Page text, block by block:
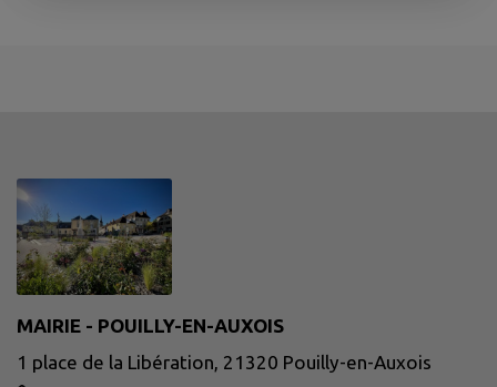
MAIRIE - POUILLY-EN-AUXOIS
1 place de la Libération, 21320 Pouilly-en-Auxois